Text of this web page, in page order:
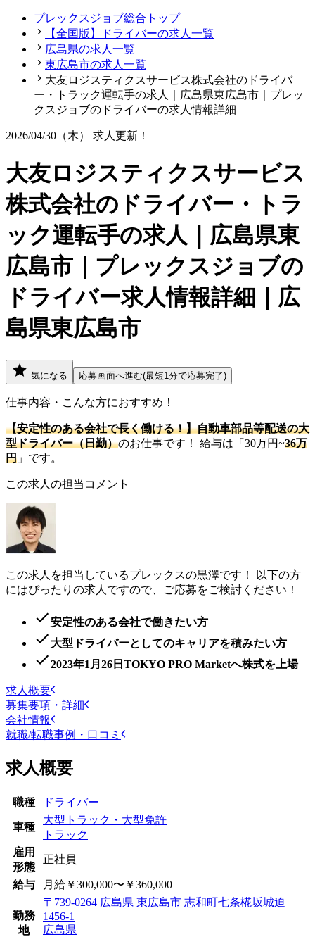
プレックスジョブ総合トップ
【全国版】ドライバーの求人一覧
広島県の求人一覧
東広島市の求人一覧
大友ロジスティクスサービス株式会社のドライバ
ー・トラック運転手の求人｜広島県東広島市｜プレッ
クスジョブのドライバーの求人情報詳細
2026/04/30（木） 求人更新！
大友ロジスティクスサービス
株式会社のドライバー・トラ
ック運転手の求人｜広島県東
広島市｜プレックスジョブの
ドライバー求人情報詳細｜広
島県東広島市
気になる 応募画面へ進む(最短1分で応募完了)
仕事内容・こんな方におすすめ！
【安定性のある会社で長く働ける！】自動車部品等配送の大
型ドライバー（日勤）のお仕事です！ 給与は「30万円~36万
円 」です。
この求人の担当コメント
この求人を担当しているプレックスの黒澤です！ 以下の方
にはぴったりの求人ですので、ご応募をご検討ください！
安定性のある会社で働きたい方
大型ドライバーとしてのキャリアを積みたい方
2023年1月26日TOKYO PRO Marketへ株式を上場
求人概要
募集要項・詳細
会社情報
就職/転職事例・口コミ
求人概要
職種 ドライバー
車種
大型トラック・大型免許
トラック
雇用
形態
正社員
給与 月給￥300,000〜￥360,000
勤務
地
〒739-0264 広島県 東広島市 志和町七条椛坂城迫
1456-1
広島県